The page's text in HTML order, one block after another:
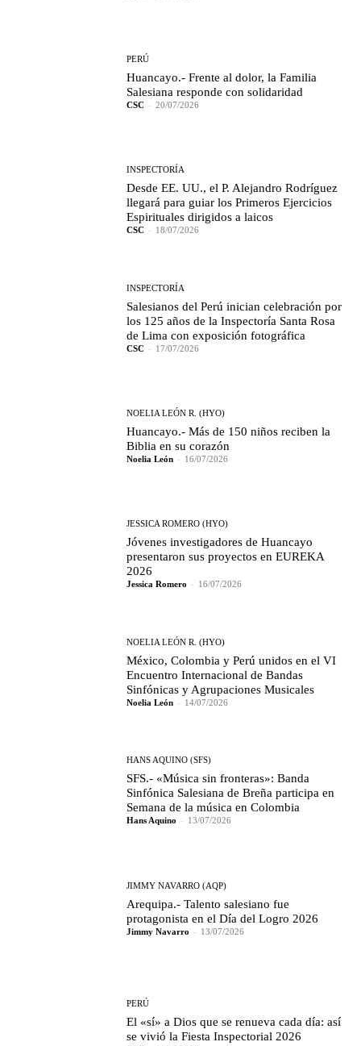
PERÚ
Huancayo.- Frente al dolor, la Familia
Salesiana responde con solidaridad
CSC - 20/07/2026
INSPECTORÍA
Desde EE. UU., el P. Alejandro Rodríguez
llegará para guiar los Primeros Ejercicios
Espirituales dirigidos a laicos
CSC - 18/07/2026
INSPECTORÍA
Salesianos del Perú inician celebración por
los 125 años de la Inspectoría Santa Rosa
de Lima con exposición fotográfica
CSC - 17/07/2026
NOELIA LEÓN R. (HYO)
Huancayo.- Más de 150 niños reciben la
Biblia en su corazón
Noelia León - 16/07/2026
JESSICA ROMERO (HYO)
Jóvenes investigadores de Huancayo
presentaron sus proyectos en EUREKA
2026
Jessica Romero - 16/07/2026
NOELIA LEÓN R. (HYO)
México, Colombia y Perú unidos en el VI
Encuentro Internacional de Bandas
Sinfónicas y Agrupaciones Musicales
Noelia León - 14/07/2026
HANS AQUINO (SFS)
SFS.- «Música sin fronteras»: Banda
Sinfónica Salesiana de Breña participa en
Semana de la música en Colombia
Hans Aquino - 13/07/2026
JIMMY NAVARRO (AQP)
Arequipa.- Talento salesiano fue
protagonista en el Día del Logro 2026
Jimmy Navarro - 13/07/2026
PERÚ
El «sí» a Dios que se renueva cada día: así
se vivió la Fiesta Inspectorial 2026